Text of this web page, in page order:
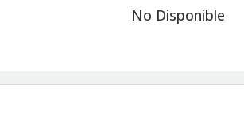
No Disponible